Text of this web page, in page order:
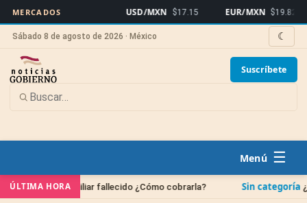
MERCADOS USD/MXN $17.15 EUR/MXN $19.82
Sábado 8 de agosto de 2026 · México ☾
Suscríbete
☰
ÚLTIMA HORA
familiar fallecido ¿Cómo cobrarla? Sin categoría¿Cuándo se